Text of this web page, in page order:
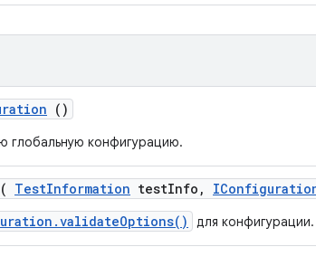
()
глобальную конфигурацию.
( TestInformation testInfo ,
для конфигурации.